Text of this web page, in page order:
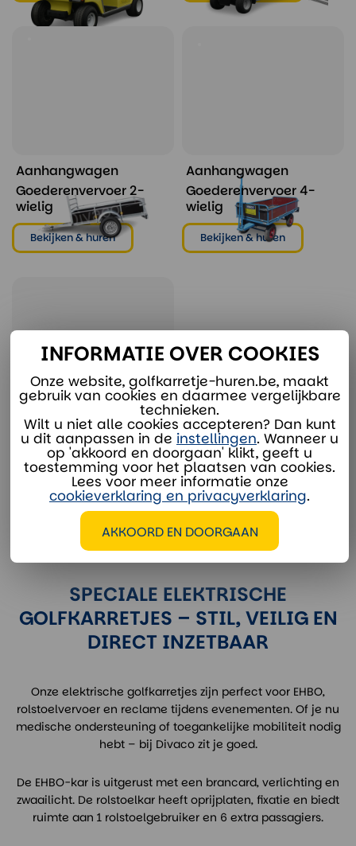
Aanhangwagen
Goederenvervoer 2-
wielig
Bekijken & huren
Aanhangwagen
Goederenvervoer 4-
wielig
Bekijken & huren
Branding
Bannerframe op het
dak van de golfkar
Bekijken & huren
SPECIALE ELEKTRISCHE
GOLFKARRETJES – STIL, VEILIG EN
DIRECT INZETBAAR
Onze elektrische golfkarretjes zijn perfect voor EHBO,
rolstoelvervoer en reclame tijdens evenementen. Of je nu
medische ondersteuning of toegankelijke mobiliteit nodig
hebt – bij Divaco zit je goed.
De EHBO-kar is uitgerust met een brancard, verlichting en
zwaailicht. De rolstoelkar heeft oprijplaten, fixatie en biedt
ruimte aan 1 rolstoelgebruiker en 6 extra passagiers.
INFORMATIE OVER COOKIES
Onze website, golfkarretje-huren.be, maakt
gebruik van cookies en daarmee vergelijkbare
technieken.
Wilt u niet alle cookies accepteren? Dan kunt
u dit aanpassen in de instellingen. Wanneer u
op 'akkoord en doorgaan' klikt, geeft u
toestemming voor het plaatsen van cookies.
Lees voor meer informatie onze
cookieverklaring en privacyverklaring.
AKKOORD EN DOORGAAN